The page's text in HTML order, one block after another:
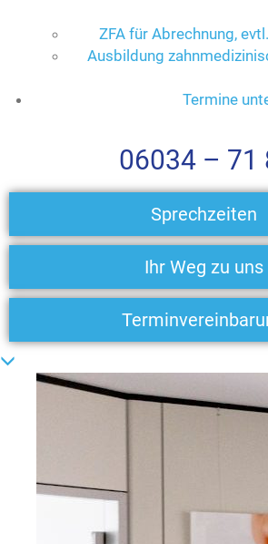
ZFA für Abrechnung,
Ausbildung
Termine
06034 – 71
Sprechzeiten
Ihr Weg zu uns